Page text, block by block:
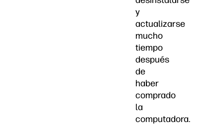
y
actualizarse
mucho
tiempo
después
de
haber
comprado
la
computadora.